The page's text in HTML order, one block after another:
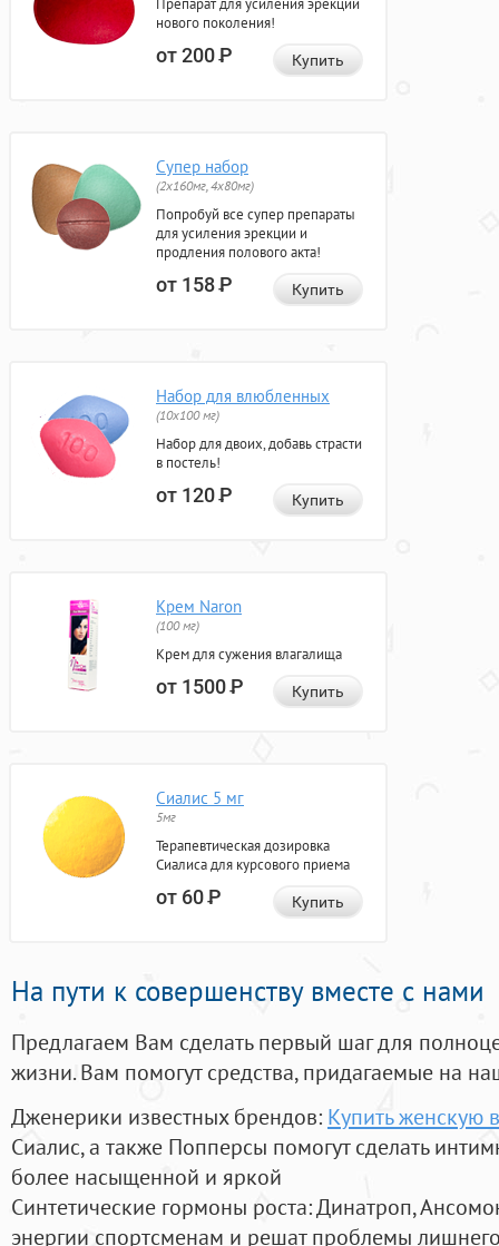
Препарат для усиления эрекции
нового поколения!
от 200Р Купить
Супер набор
(2х160мг, 4х80мг)
Попробуй все супер препараты
для усиления эрекции и
продления полового акта!
от 158Р Купить
Набор для влюбленных
(10х100 мг)
Набор для двоих, добавь страсти
в постель!
от 120Р Купить
Крем Naron
(100 мг)
Крем для сужения влагалища
от 1500Р Купить
Сиалис 5 мг
5мг
Терапевтическая дозировка
Сиалиса для курсового приема
от 60Р Купить
На пути к совершенству вместе с нами
Предлагаем Вам сделать первый шаг для
жизни. Вам помогут средства, придагаемые на
Дженерики известных брендов: Купить женскую
Сиалис, а также Попперсы помогут сделать
более насыщенной и яркой
Синтетические гормоны роста: Динатроп,
энергии спортсменам и решат проблемы